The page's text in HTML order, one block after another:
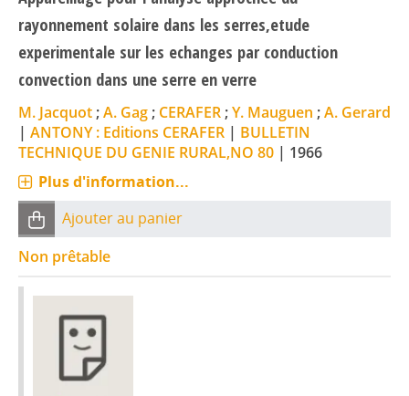
rayonnement solaire dans les serres,etude
experimentale sur les echanges par conduction
convection dans une serre en verre
M. Jacquot ;A. Gag ; CERAFER ;Y. Mauguen ;A. Gerard
| ANTONY : Editions CERAFER | BULLETIN
TECHNIQUE DU GENIE RURAL,NO 80 | 1966
Plus d'information...
Ajouter au panier
Non prêtable